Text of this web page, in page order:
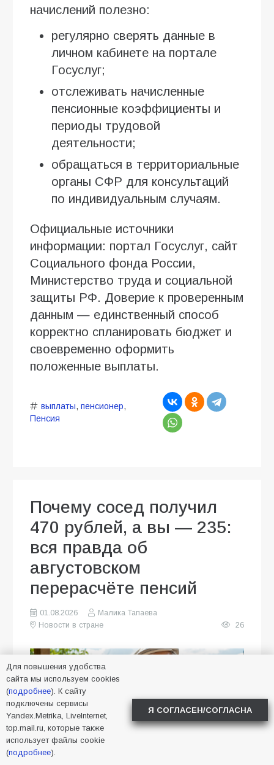
начислений полезно:
регулярно сверять данные в
личном кабинете на портале
Госуслуг;
отслеживать начисленные
пенсионные коэффициенты и
периоды трудовой
деятельности;
обращаться в территориальные
органы СФР для консультаций
по индивидуальным случаям.
Официальные источники
информации: портал Госуслуг, сайт
Социального фонда России,
Министерство труда и социальной
защиты РФ. Доверие к проверенным
данным — единственный способ
корректно спланировать бюджет и
своевременно оформить
положенные выплаты.
выплаты, пенсионер,
Пенсия
Почему сосед получил
470 рублей, а вы — 235:
вся правда об
августовском
перерасчёте пенсий
01.08.2026
Малика Тапаева
Новости в стране
26
Для повышения удобства
сайта мы используем cookies
(подробнее). К сайту
подключены сервисы
Yandex.Metrika, LiveInternet,
top.mail.ru, которые также
использует файлы cookie
(подробнее).
Я СОГЛАСЕН/СОГЛАСНА